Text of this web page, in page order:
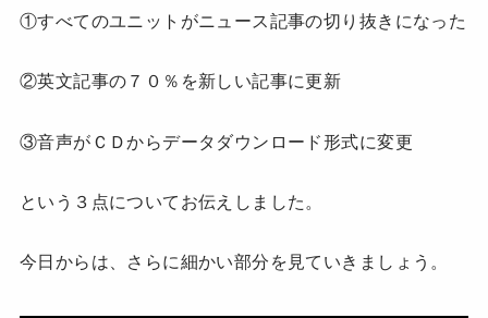
①すべてのユニットがニュース記事の切り抜きになった
②英文記事の７０％を新しい記事に更新
③音声がＣＤからデータダウンロード形式に変更
という３点についてお伝えしました。
今日からは、さらに細かい部分を見ていきましょう。